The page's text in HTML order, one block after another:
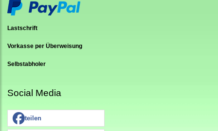
Lastschrift
Vorkasse per Überweisung
Selbstabholer
Social Media
teilen